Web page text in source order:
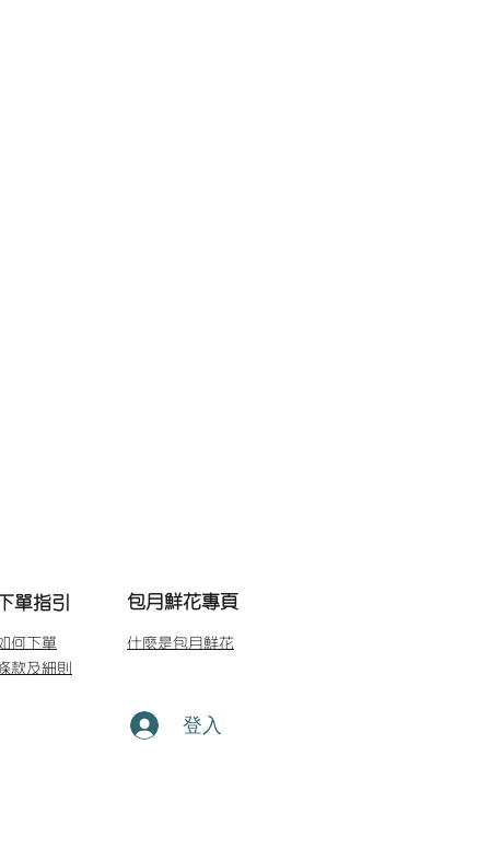
單指引 包月鮮花專頁
何下單
款及細則
什麼是包月鮮花
登入